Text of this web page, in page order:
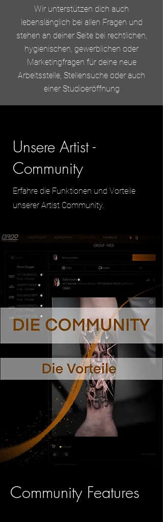
Wir unterstützen dich auch
lebenslänglich bei allen Fragen und
stehen an deiner Seite bei rechtlichen,
hygienischen, gewerblichen oder
Marketingfragen für deine neue
Arbeitsstelle, Stellensuche oder auch
einer Studioeröffnung
Unsere Artist -
Community
Erfahre die Funktionen und Vorteile
unserer Artist Community.
Community Features